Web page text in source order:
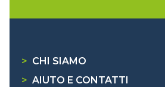
> CHI SIAMO
> AIUTO E CONTATTI